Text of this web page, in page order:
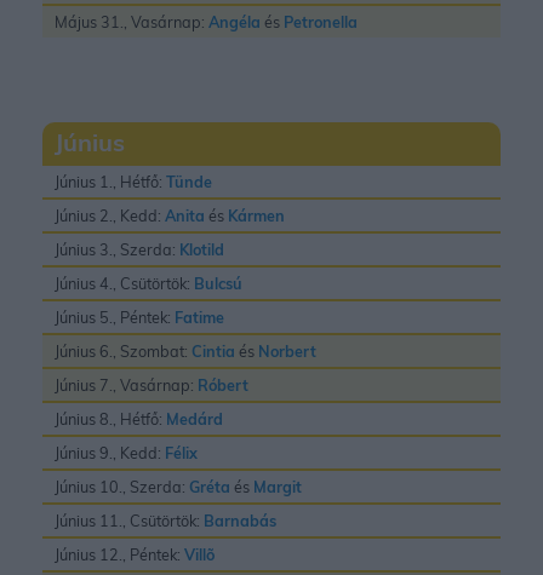
Május 31., Vasárnap: Angéla és Petronella
Június
Június 1., Hétfő: Tünde
Június 2., Kedd: Anita és Kármen
Június 3., Szerda: Klotild
Június 4., Csütörtök: Bulcsú
Június 5., Péntek: Fatime
Június 6., Szombat: Cintia és Norbert
Június 7., Vasárnap: Róbert
Június 8., Hétfő: Medárd
Június 9., Kedd: Félix
Június 10., Szerda: Gréta és Margit
Június 11., Csütörtök: Barnabás
Június 12., Péntek: Villõ